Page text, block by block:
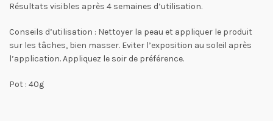
Résultats visibles après 4 semaines d’utilisation.
Conseils d’utilisation : Nettoyer la peau et appliquer le produit
sur les tâches, bien masser. Eviter l’exposition au soleil après
l’application. Appliquez le soir de préférence.
Pot : 40g